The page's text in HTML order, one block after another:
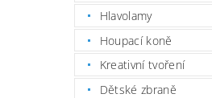
Hlavolamy
Houpací koně
Kreativní tvoření
Dětské zbraně